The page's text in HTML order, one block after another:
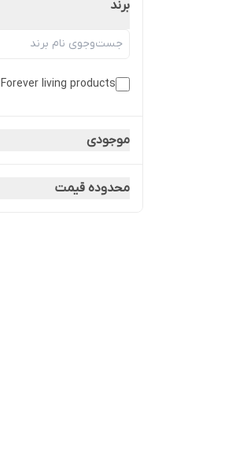
برند
Forever living products
موجودی
محدوده قیمت